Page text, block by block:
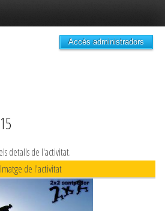
Accés administradors
detalls de l'activitat.
Imatge de l'activitat